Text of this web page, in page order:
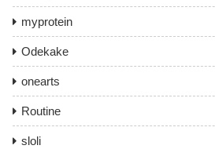
myprotein
Odekake
onearts
Routine
sloli